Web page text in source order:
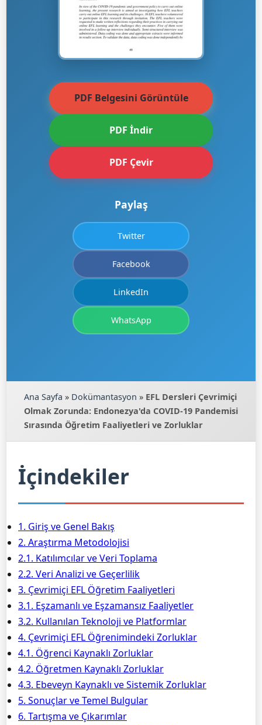
PDF Belgesini Görüntüle
PDF İndir
PDF Çevir
Paylaş
Twitter
Facebook
LinkedIn
WhatsApp
Ana Sayfa » Dokümantasyon » EFL Dersleri Çevrimiçi
Olmak Zorunda: Endonezya'da COVID-19 Pandemisi
Sırasında Öğretim Faaliyetleri ve Zorluklar
İçindekiler
1. Giriş ve Genel Bakış
2. Araştırma Metodolojisi
2.1. Katılımcılar ve Veri Toplama
2.2. Veri Analizi ve Geçerlilik
3. Çevrimiçi EFL Öğretim Faaliyetleri
3.1. Eşzamanlı ve Eşzamansız Faaliyetler
3.2. Kullanılan Teknoloji ve Platformlar
4. Çevrimiçi EFL Öğrenimindeki Zorluklar
4.1. Öğrenci Kaynaklı Zorluklar
4.2. Öğretmen Kaynaklı Zorluklar
4.3. Ebeveyn Kaynaklı ve Sistemik Zorluklar
5. Sonuçlar ve Temel Bulgular
6. Tartışma ve Çıkarımlar